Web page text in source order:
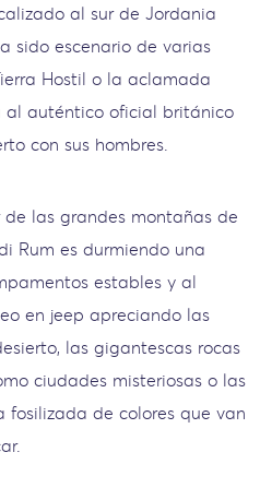
al sur de Jordania
sido escenario de varias
Hostil o la aclamada
auténtico oficial británico
con sus hombres.
las grandes montañas de
Rum es durmiendo una
estables y al
en jeep apreciando las
las gigantescas rocas
ciudades misteriosas o las
fosilizada de colores que van